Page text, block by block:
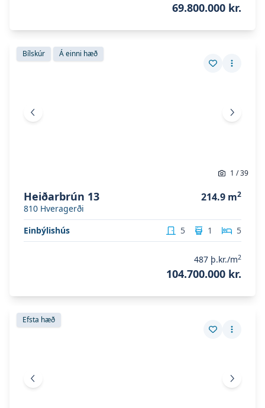
69.800.000 kr.
Skoða eigninaHeiðarbrún 13
Bílskúr Á einni hæð
Vista eign
Fleiri
Skoða eigninaHeiðarbrún 13
Fyrri mynd Næsta
1 /39
Heiðarbrún 13
810 Hveragerði
214.9 m2
Einbýlishús 5 1 5
487 þ.kr./m2
104.700.000 kr.
Skoða eignina
Efsta hæð
Vista eign
Fleiri
Skoða eignina
Fyrri mynd Næsta